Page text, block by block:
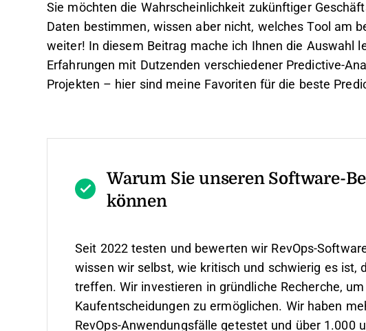
Sie möchten die Wahrscheinlichkeit zukünftiger
Daten bestimmen, wissen aber nicht, welches Tool am
weiter! In diesem Beitrag mache ich Ihnen die Auswahl
Erfahrungen mit Dutzenden verschiedener Predictive-
Projekten – hier sind meine Favoriten für die beste
Warum Sie unseren Software-
können
Seit 2022 testen und bewerten wir RevOps-
wissen wir selbst, wie kritisch und schwierig es ist,
treffen. Wir investieren in gründliche Recherche,
Kaufentscheidungen zu ermöglichen. Wir haben
RevOps-Anwendungsfälle getestet und über 1.000